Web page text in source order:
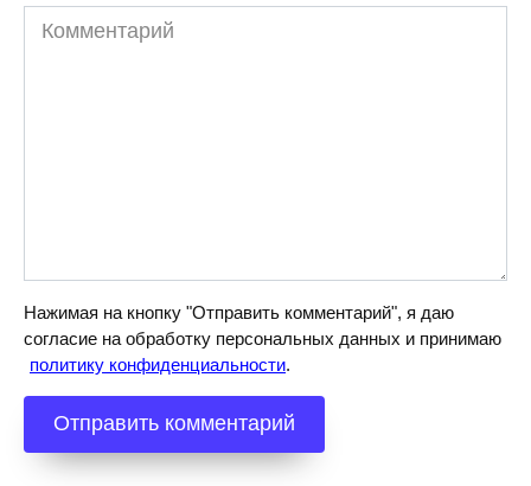
Комментарий
Нажимая на кнопку "Отправить комментарий", я даю
согласие на обработку персональных данных и принимаю
политику конфиденциальности.